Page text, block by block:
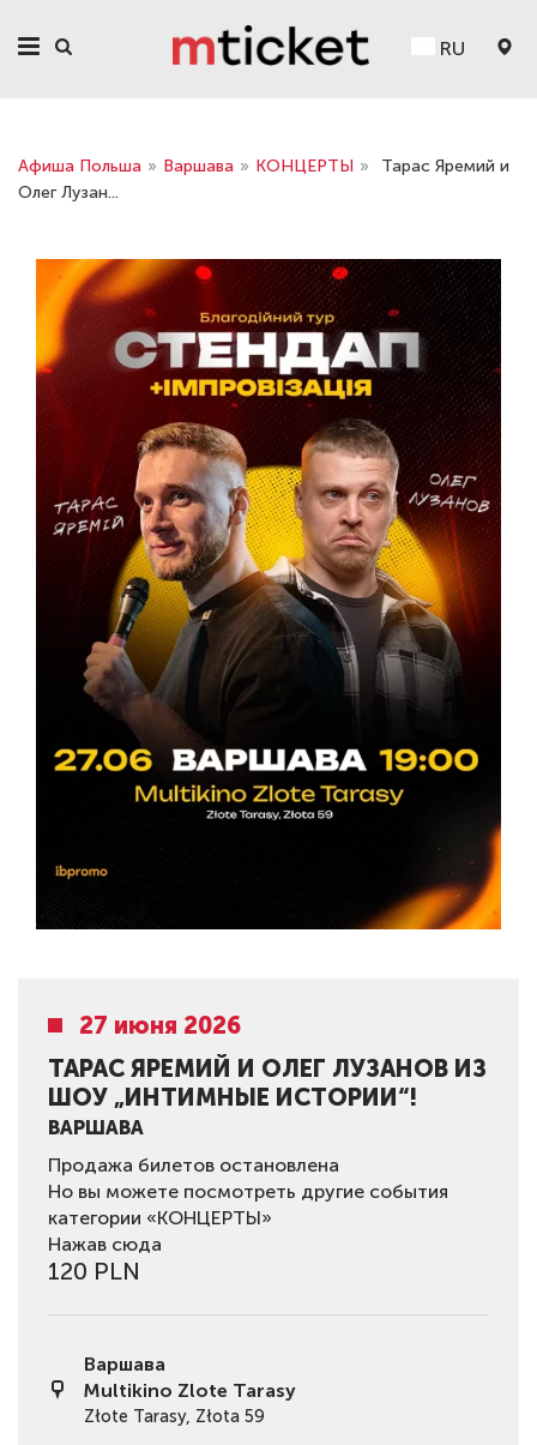
RU
Афиша Польша » Варшава » КОНЦЕРТЫ »
Тарас Яремий и
Олег Лузан...
27 июня 2026
ТАРАС ЯРЕМИЙ И ОЛЕГ ЛУЗАНОВ ИЗ
ШОУ „ИНТИМНЫЕ ИСТОРИИ“!
ВАРШАВА
Продажа билетов остановлена
Но вы можете посмотреть другие события
категории «КОНЦЕРТЫ»
Нажав сюда
120 PLN
Варшава
Multikino Zlote Tarasy
Złote Tarasy, Złota 59